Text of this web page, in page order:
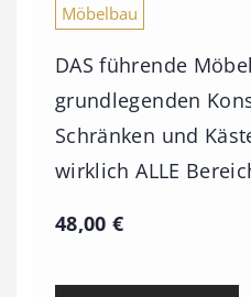
Möbelbau
DAS führende
grundlegenden
Schränken und
wirklich ALLE
48,00€